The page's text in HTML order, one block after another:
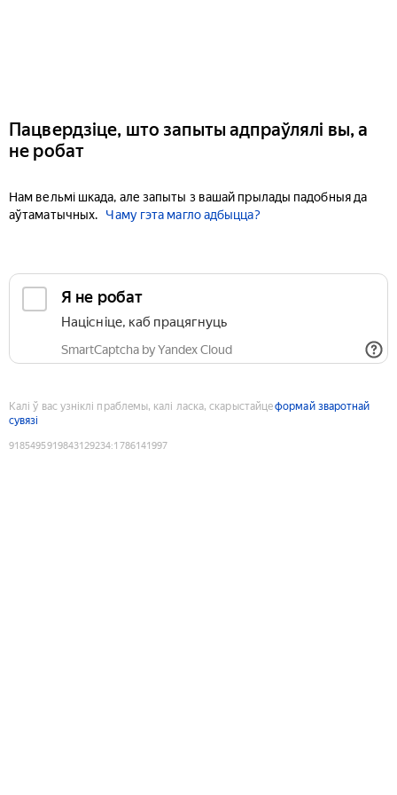
Пацвердзіце, што запыты адпраўлялі вы, а
не робат
Нам вельмі шкада, але запыты з вашай прылады падобныя да
аўтаматычных.
Чаму гэта магло адбыцца?
Я не робат
Націсніце, каб працягнуць
SmartCaptcha by Yandex Cloud
Калі ў вас узніклі праблемы, калі ласка, скарыстайцеформай зваротнай
сувязі
9185495919843129234:1786141997